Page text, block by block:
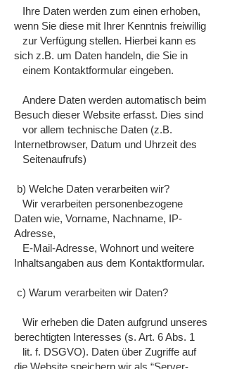
Ihre Daten werden zum einen erhoben,
wenn Sie diese mit Ihrer Kenntnis freiwillig
zur Verfügung stellen. Hierbei kann es
sich z.B. um Daten handeln, die Sie in
einem Kontaktformular eingeben.
Andere Daten werden automatisch beim
Besuch dieser Website erfasst. Dies sind
vor allem technische Daten (z.B.
Internetbrowser, Datum und Uhrzeit des
Seitenaufrufs)
b) Welche Daten verarbeiten wir?
Wir verarbeiten personenbezogene
Daten wie, Vorname, Nachname, IP-
Adresse,
E-Mail-Adresse, Wohnort und weitere
Inhaltsangaben aus dem Kontaktformular.
c) Warum verarbeiten wir Daten?
Wir erheben die Daten aufgrund unseres
berechtigten Interesses (s. Art. 6 Abs. 1
lit. f. DSGVO). Daten über Zugriffe auf
die Website speichern wir als “Server-